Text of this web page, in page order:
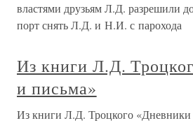
властями друзьям Л.Д. разрешили
порт снять Л.Д. и Н.И. с парохода
Из книги Л.Д.
и письма»
Из книги Л.Д. Троцкого